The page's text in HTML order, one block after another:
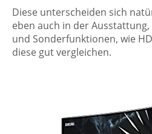
Diese unterscheiden sich
eben auch in der
und Sonderfunktionen, wie
diese gut vergleichen.